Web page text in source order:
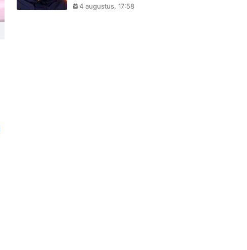
4 augustus, 17:58